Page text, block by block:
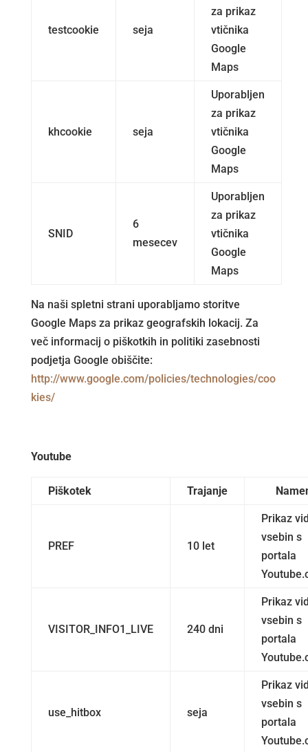
testcookie seja
za prikaz
vtičnika
Google
Maps
khcookie seja
Uporabljen
za prikaz
vtičnika
Google
Maps
SNID
6
mesecev
Uporabljen
za prikaz
vtičnika
Google
Maps
Na naši spletni strani uporabljamo storitve
Google Maps za prikaz geografskih lokacij. Za
več informacij o piškotkih in politiki zasebnosti
podjetja Google obiščite:
http://www.google.com/policies/technologies/coo
kies/
Youtube
Piškotek Trajanje
PREF 10 let
Prikaz
vsebin s
portala
VISITOR_INFO1_LIVE 240 dni
Prikaz
vsebin s
portala
use_hitbox seja
Prikaz
vsebin s
portala